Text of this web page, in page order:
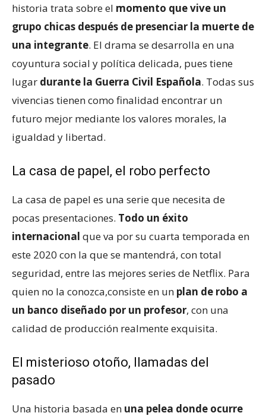
historia trata sobre el momento que vive un
grupo chicas después de presenciar la muerte de
una integrante. El drama se desarrolla en una
coyuntura social y política delicada, pues tiene
lugar durante la Guerra Civil Española. Todas sus
vivencias tienen como finalidad encontrar un
futuro mejor mediante los valores morales, la
igualdad y libertad.
La casa de papel, el robo perfecto
La casa de papel es una serie que necesita de
pocas presentaciones. Todo un éxito
internacional que va por su cuarta temporada en
este 2020 con la que se mantendrá, con total
seguridad, entre las mejores series de Netflix. Para
quien no la conozca,consiste en un plan de robo a
un banco diseñado por un profesor, con una
calidad de producción realmente exquisita.
El misterioso otoño, llamadas del
pasado
Una historia basada en una pelea donde ocurre